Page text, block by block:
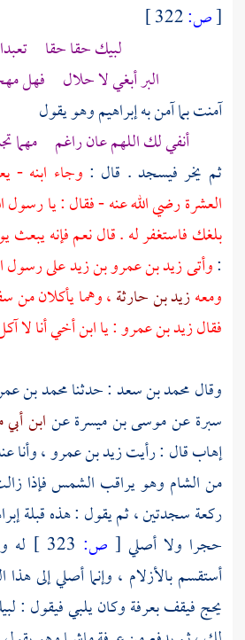
[ص:
لبيك حقا حقا
البر أبغي لا حلال فهل
آمنت بما آمن بهإبراهيموهو يقول
أنفي لك اللهم عان راغم مهما
ثم يخر فيسجد . قال : وجاء ابنه -
العشرة رضي الله عنه - فقال : يا رسول
بلغك فاستغفر له . قال نعم فإنه يبعث
:وأتىزيد بن عمرو بن زيدعلى رسول
ومعهزيد بن حارثة، وهما يأكلان من
فقالزيد بن عمرو: يا ابن أخي أنا لا
وقالمحمد بن سعد: حدثنامحمد بن
سبرةعنموسى بن ميسرةعنابن
إهابقال : رأيتزيد بن عمرو ،وأنا
منالشام وهو يراقب الشمس فإذا
ركعة سجدتين ، ثم يقول : هذه قبلة
حجرا ولا أصلي [ ص:
له
أستقسم بالأزلام ، وإنما أصلي إلى
يحج فيقفبعرفةوكان يلبي فيقول :